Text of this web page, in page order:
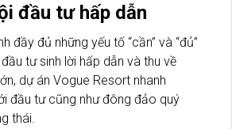
đầu tư hấp dẫn
đầy đủ những yếu tố “cần” và “đủ”
tư sinh lời hấp dẫn và thu về
dự án Vogue Resort nhanh
đầu tư cũng như đông đảo quý
thái.